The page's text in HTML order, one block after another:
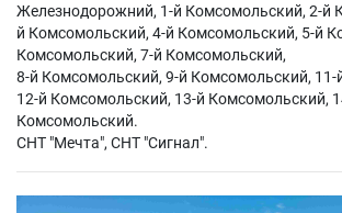
Железнодорожний, 1-й Комсомольский, 2-й
й Комсомольский, 4-й Комсомольский, 5-й
Комсомольский, 7-й Комсомольский,
8-й Комсомольский, 9-й Комсомольский,
12-й Комсомольский, 13-й Комсомольский,
Комсомольский.
СНТ "Мечта", СНТ "Сигнал".